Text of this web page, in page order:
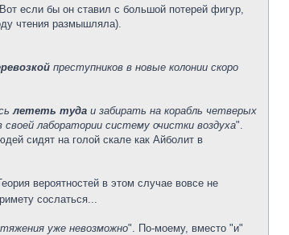
если бы он ставил с большой потерей фигур,
чтения размышляла).
преступников в новые колонии скоро
лететь туда и забирать на корабль четверых
лаборатории систему очистки воздуха".
сидят на голой скале как Айболит в
вероятностей в этом случае вовсе не
сослаться...
уже невозможно". По-моему, вместо "и"